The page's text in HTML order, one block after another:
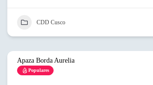
CDD Cusco
Apaza Borda Aurelia
Populares